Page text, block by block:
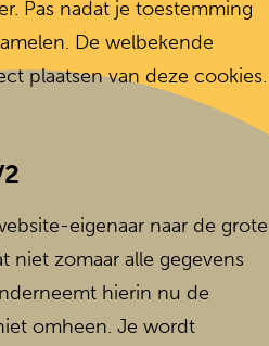
Pas nadat je toestemming
De welbekende
plaatsen van deze cookies.
eigenaar naar de grote
niet zomaar alle gegevens
hierin nu de
omheen. Je wordt